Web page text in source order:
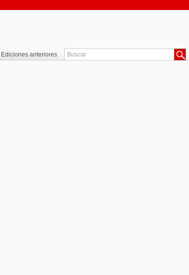
Ediciones anteriores